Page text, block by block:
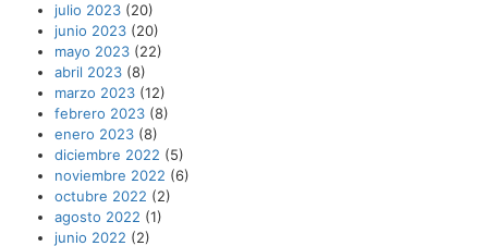
julio 2023 (20)
junio 2023 (20)
mayo 2023 (22)
abril 2023 (8)
marzo 2023 (12)
febrero 2023 (8)
enero 2023 (8)
diciembre 2022 (5)
noviembre 2022 (6)
octubre 2022 (2)
agosto 2022 (1)
junio 2022 (2)